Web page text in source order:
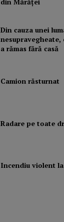
Din cauza unei
nesupravegheate,
a rămas fără casă
Camion răsturnat
Radare pe toate
Incendiu violent